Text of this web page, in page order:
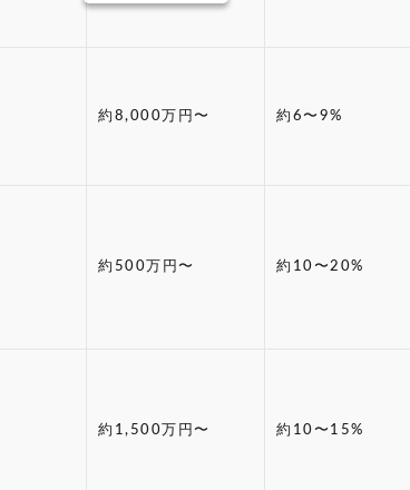
約8,000万円〜 約6〜9%
約500万円〜 約10〜20%
約1,500万円〜 約10〜15%